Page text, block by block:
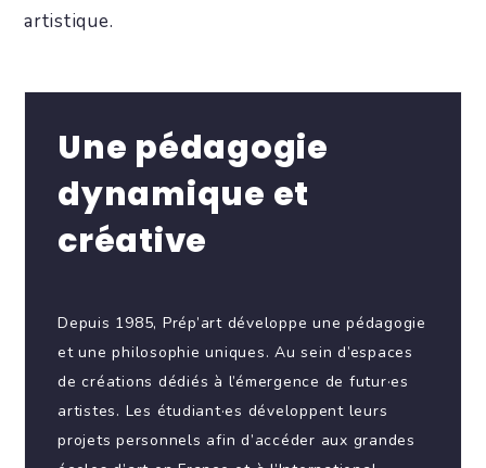
artistique.
Une pédagogie
dynamique et
créative
Depuis 1985, Prép’art développe une pédagogie
et une philosophie uniques. Au sein d’espaces
de créations dédiés à l’émergence de futur·es
artistes. Les étudiant·es développent leurs
projets personnels afin d’accéder aux grandes